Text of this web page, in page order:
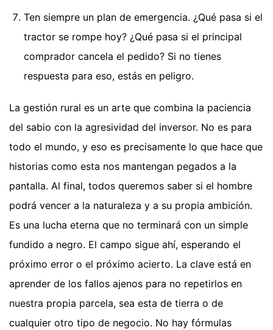
Ten siempre un plan de emergencia. ¿Qué pasa si el
tractor se rompe hoy? ¿Qué pasa si el principal
comprador cancela el pedido? Si no tienes
respuesta para eso, estás en peligro.
La gestión rural es un arte que combina la paciencia
del sabio con la agresividad del inversor. No es para
todo el mundo, y eso es precisamente lo que hace que
historias como esta nos mantengan pegados a la
pantalla. Al final, todos queremos saber si el hombre
podrá vencer a la naturaleza y a su propia ambición.
Es una lucha eterna que no terminará con un simple
fundido a negro. El campo sigue ahí, esperando el
próximo error o el próximo acierto. La clave está en
aprender de los fallos ajenos para no repetirlos en
nuestra propia parcela, sea esta de tierra o de
cualquier otro tipo de negocio. No hay fórmulas